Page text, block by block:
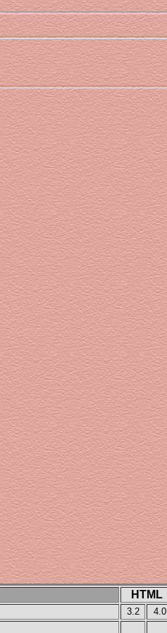
HTML
3.2 4.0